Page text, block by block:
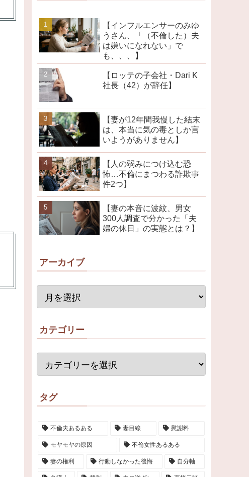
【インフルエンサーのみゆ
うさん、「（不倫した）夫
は嫌いになれない」で
も、、、】
【ロッテの子会社・Dari K
社長（42）が辞任】
【妻が12年間我慢した結末
は、本当に気の毒としか言
いようがありません】
【人の弱みにつけ込む恐
怖…不倫にまつわる詐欺事
件2つ】
【妻の本音に波紋、男女
300人調査で分かった「夫
婦の休日」の実態とは？】
アーカイブ
カテゴリー
タグ
不倫夫あるある 妻目線 慰謝料
モヤモヤの原因 不倫女性あるある
妻の権利 行動しなかった後悔 自分軸